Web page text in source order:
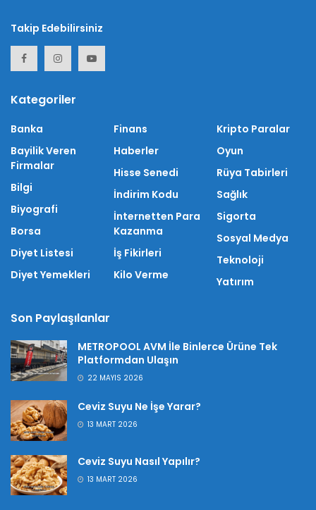
Takip Edebilirsiniz
Kategoriler
Banka
Bayilik Veren
Firmalar
Bilgi
Biyografi
Borsa
Diyet Listesi
Diyet Yemekleri
Finans
Haberler
Hisse Senedi
İndirim Kodu
İnternetten Para
Kazanma
İş Fikirleri
Kilo Verme
Kripto Paralar
Oyun
Rüya Tabirleri
Sağlık
Sigorta
Sosyal Medya
Teknoloji
Yatırım
Son Paylaşılanlar
METROPOOL AVM İle Binlerce Ürüne Tek
Platformdan Ulaşın
22 MAYIS 2026
Ceviz Suyu Ne İşe Yarar?
13 MART 2026
Ceviz Suyu Nasıl Yapılır?
13 MART 2026